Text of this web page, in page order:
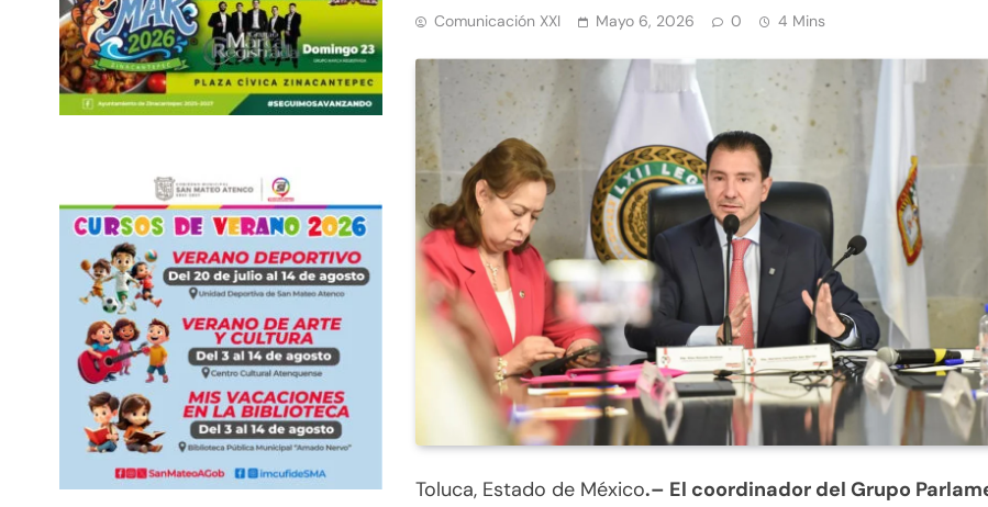
Comunicación XXI Mayo 6, 2026 0 4 Mins
Toluca, Estado de México.– El coordinador del Grupo